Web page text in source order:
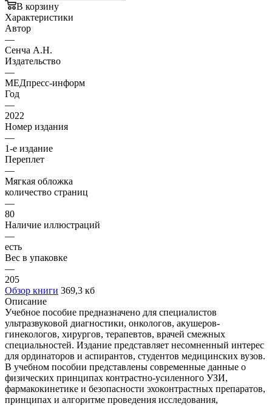
В корзину
Характеристики
Автор
—
Сенча А.Н.
Издательство
—
МЕДпресс-информ
Год
—
2022
Номер издания
—
1-е издание
Переплет
—
Мягкая обложка
количество страниц
—
80
Наличие иллюстраций
—
есть
Вес в упаковке
—
205
Обзор книги 369,3 кб
Описание
Учебное пособие предназначено для специалистов
ультразвуковой диагностики, онкологов, акушеров-
гинекологов, хирургов, терапевтов, врачей смежных
специальностей. Издание представляет несомненный интерес
для ординаторов и аспирантов, студентов медицинских вузов.
В учебном пособии представлены современные данные о
физических принципах контрастно-усиленного УЗИ,
фармакокинетике и безопасности эхоконтрастных препаратов,
принципах и алгоритме проведения исследования,